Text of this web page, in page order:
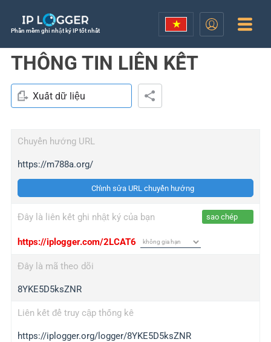
Phần mềm ghi nhật ký IP tốt nhất
THÔNG TIN LIÊN KẾT
Xuất dữ liệu
Chuyển hướng URL
https://m788a.org/
Chỉnh sửa URL chuyển hướng
Đây là liên kết ghi nhật ký của bạn sao chép
https://iplogger.com/2LCAT6
Đây là mã theo dõi
8YKE5D5ksZNR
Liên kết để truy cập thống kê
https://iplogger.org/logger/8YKE5D5ksZNR